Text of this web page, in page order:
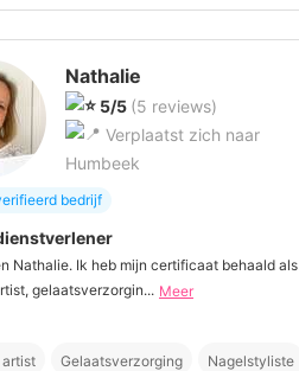
Nathalie
5/5 (5 reviews)
Verplaatst zich naar
Humbeek
bedrijf
Nathalie. Ik heb mijn certificaat behaald als
gelaatsverzorgin... Meer
Gelaatsverzorging Nagelstyliste